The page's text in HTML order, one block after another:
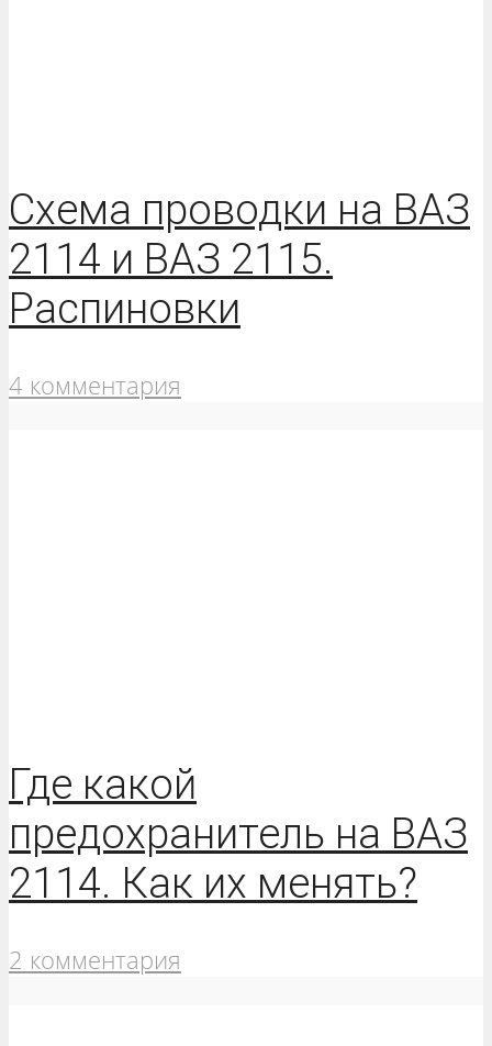
Схема проводки на ВАЗ
2114 и ВАЗ 2115.
Распиновки
4 комментария
Где какой
предохранитель на ВАЗ
2114. Как их менять?
2 комментария